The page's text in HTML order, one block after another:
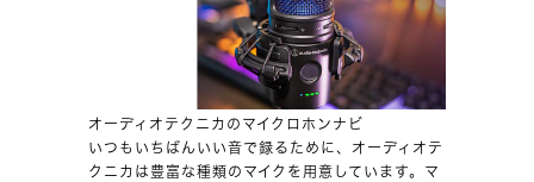
オーディオテクニカのマイクロホンナビ
いつもいちばんいい音で録るために、オーディオテ
クニカは豊富な種類のマイクを用意しています。マ